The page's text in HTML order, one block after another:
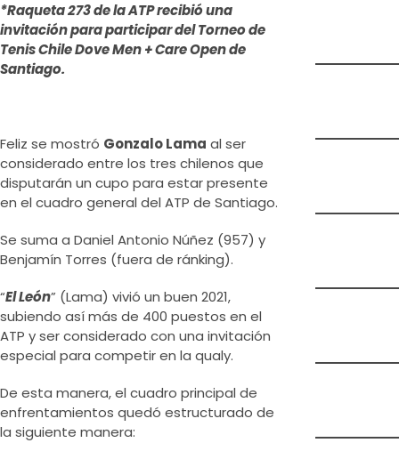
*Raqueta 273 de la ATP recibió una
invitación para participar del Torneo de
Tenis Chile Dove Men + Care Open de
Santiago.
Feliz se mostró Gonzalo Lama al ser
considerado entre los tres chilenos que
disputarán un cupo para estar presente
en el cuadro general del ATP de Santiago.
Se suma a Daniel Antonio Núñez (957) y
Benjamín Torres (fuera de ránking).
“El León” (Lama) vivió un buen 2021,
subiendo así más de 400 puestos en el
ATP y ser considerado con una invitación
especial para competir en la qualy.
De esta manera, el cuadro principal de
enfrentamientos quedó estructurado de
la siguiente manera: